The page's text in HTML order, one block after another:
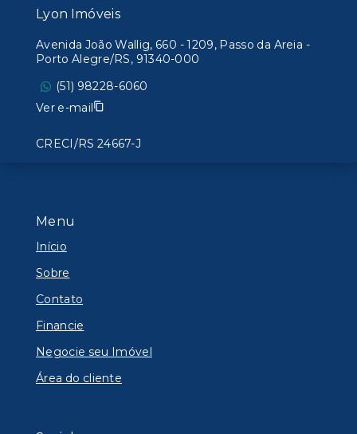
Menu
Início
Sobre
Contato
Financie
Negocie seu Imóvel
Área do cliente
Lyon Imóveis
Avenida João Wallig, 660 - 1209, Passo da Areia -
Porto Alegre/RS, 91340-000
(51) 98228-6060
Ver e-mail
CRECI/RS 24667-J